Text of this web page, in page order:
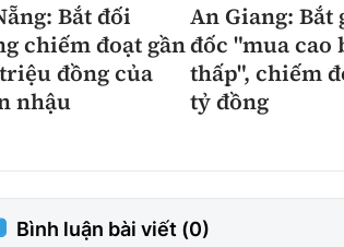
Bắt đối
chiếm đoạt gần
đồng của
nhậu
An Giang: Bắt
đốc "mua cao
thấp", chiếm
tỷ đồng
Bình luận bài viết (0)